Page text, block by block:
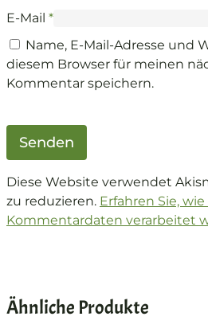
E-Mail *
Name, E-Mail-Adresse und
diesem Browser für meinen
Kommentar speichern.
Diese Website verwendet
zu reduzieren. Erfahren Sie,
Kommentardaten verarbeitet
Ähnliche Produkte